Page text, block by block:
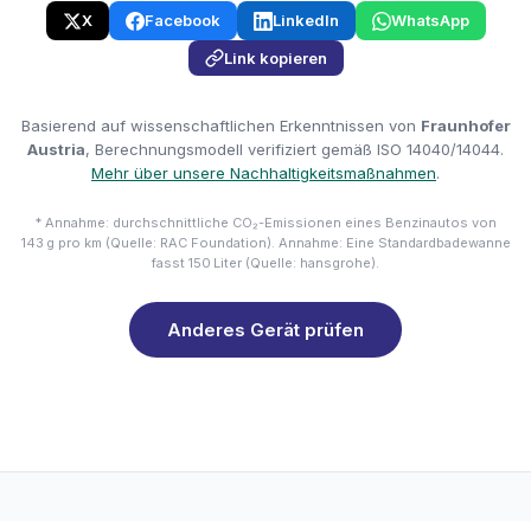
X Facebook LinkedIn
WhatsApp
Link kopieren
Basierend auf wissenschaftlichen Erkenntnissen von Fraunhofer
Austria, Berechnungsmodell verifiziert gemäß ISO 14040/14044.
Mehr über unsere Nachhaltigkeitsmaßnahmen.
* Annahme: durchschnittliche CO₂-Emissionen eines Benzinautos von
143 g pro km (Quelle: RAC Foundation). Annahme: Eine Standardbadewanne
fasst 150 Liter (Quelle: hansgrohe).
Anderes Gerät prüfen